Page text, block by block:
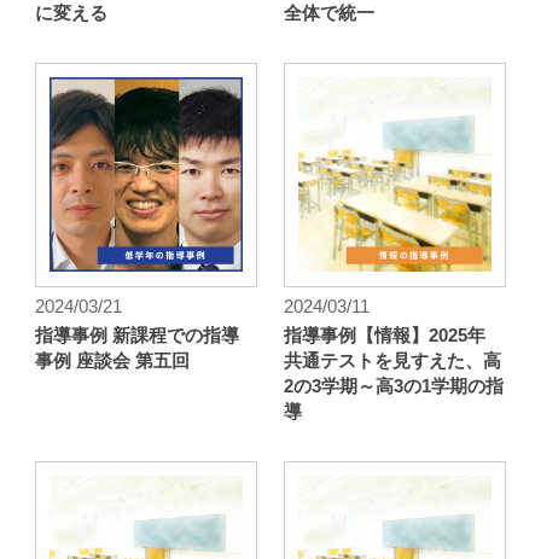
に変える
全体で統一
2024/03/21
指導事例 新課程での指導
事例 座談会 第五回
2024/03/11
指導事例【情報】2025年
共通テストを見すえた、高
2の3学期～高3の1学期の指
導